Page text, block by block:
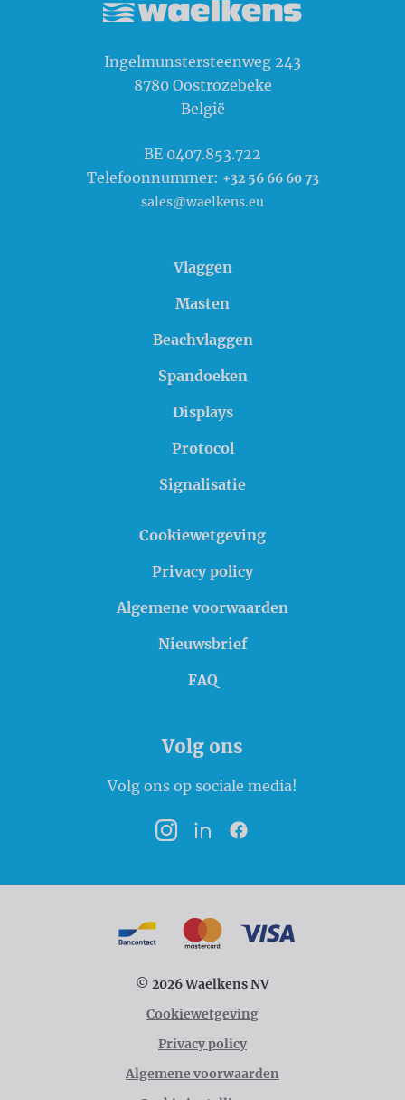
Ingelmunstersteenweg 243
8780 Oostrozebeke
België
BE 0407.853.722
Telefoonnummer: +32 56 66 60 73
sales@waelkens.eu
Vlaggen
Masten
Beachvlaggen
Spandoeken
Displays
Protocol
Signalisatie
Cookiewetgeving
Privacy policy
Algemene voorwaarden
Nieuwsbrief
FAQ
Volg ons
Volg ons op sociale media!
InstagramLinkedInFacebook
© 2026 Waelkens NV
Cookiewetgeving
Privacy policy
Algemene voorwaarden
Betaalmogelijkheden
BancontactMasterCard
VISA